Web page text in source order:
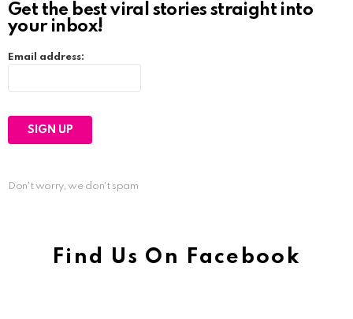
Get the best viral stories straight into
your inbox!
Email address:
Don't worry, we don't spam
Find Us On Facebook